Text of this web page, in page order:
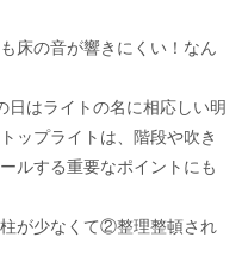
床の音が響きにくい！なん
日はライトの名に相応しい明
ップライトは、階段や吹き
ルする重要なポイントにも
が少なくて②整理整頓され